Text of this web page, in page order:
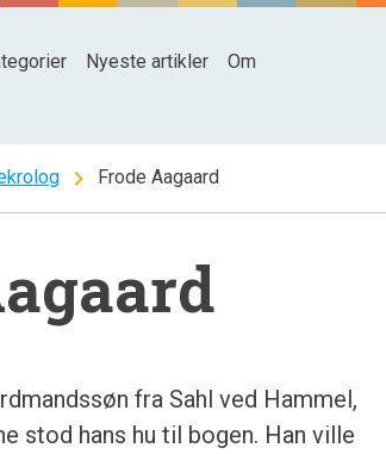
Nyeste artikler Om
chevron_right Frode Aagaard
fra Sahl ved Hammel,
stod hans hu til bogen. Han ville